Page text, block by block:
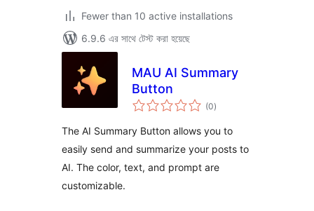
Fewer than 10 active installations
6.9.6 এর সাথে টেস্ট করা হয়েছে
MAU AI Summary
Button
(0total
ratings
)
The AI Summary Button allows you to
easily send and summarize your posts to
AI. The color, text, and prompt are
customizable.